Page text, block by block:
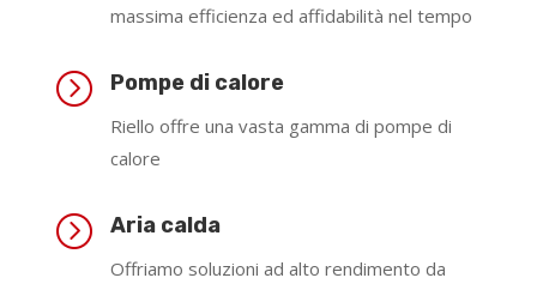
massima efficienza ed affidabilità nel tempo
= Pompe di calore
Riello offre una vasta gamma di pompe di
calore
= Aria calda
Offriamo soluzioni ad alto rendimento da